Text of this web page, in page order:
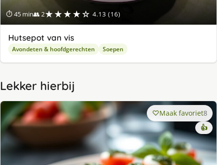
⏱ 45 min👥 2★★★★☆ 4.13 (16)
Hutsepot van vis
Avondeten & hoofdgerechten Soepen
Lekker hierbij
Maak favoriet8
👍